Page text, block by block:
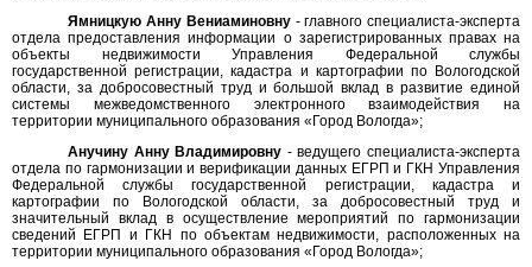
Ямницкую Анну Вениаминовну- главного специалиста-эксперта
отдела предоставления информации о зарегистрированных правах на
объекты недвижимости Управления Федеральной службы
государственной регистрации, кадастра и картографии по Вологодской
области, за добросовестный труд и большой вклад в развитие единой
системы межведомственного электронного взаимодействия на
территории муниципального образования «Город Вологда»;
Анучину Анну Владимировну - ведущего специалиста-эксперта
отдела по гармонизации и верификации данных ЕГРП и ГКН Управления
Федеральной службы государственной регистрации, кадастра и
картографии по Вологодской области, за добросовестный труд и
значительный вклад в осуществление мероприятий по гармонизации
сведений ЕГРП и ГКН по объектам недвижимости, расположенных на
территории муниципального образования «Город Вологда»;